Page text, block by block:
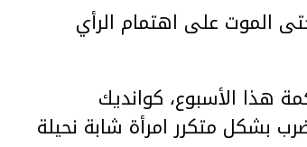
الموت على اهتمام الرأي
هذا الأسبوع، كوانديك
بشكل متكرر امرأة شابة نحيلة